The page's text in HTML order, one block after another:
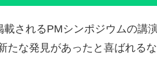
載されるPMシンポジウムの講
たな発見があったと喜ばれる